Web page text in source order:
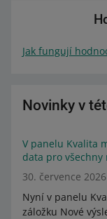
Jak fungují
Novinky v
V panelu Kvalita
data pro všechny
30. července
Nyní v panelu
záložku Nové